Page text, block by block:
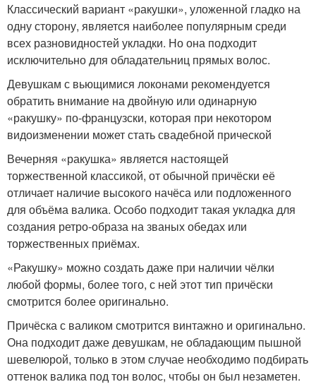
Классический вариант «ракушки», уложенной гладко на
одну сторону, является наиболее популярным среди
всех разновидностей укладки. Но она подходит
исключительно для обладательниц прямых волос.
Девушкам с вьющимися локонами рекомендуется
обратить внимание на двойную или одинарную
«ракушку» по-французски, которая при некотором
видоизменении может стать свадебной прической
Вечерняя «ракушка» является настоящей
торжественной классикой, от обычной причёски её
отличает наличие высокого начёса или подложенного
для объёма валика. Особо подходит такая укладка для
создания ретро-образа на званых обедах или
торжественных приёмах.
«Ракушку» можно создать даже при наличии чёлки
любой формы, более того, с ней этот тип причёски
смотрится более оригинально.
Причёска с валиком смотрится винтажно и оригинально.
Она подходит даже девушкам, не обладающим пышной
шевелюрой, только в этом случае необходимо подбирать
оттенок валика под тон волос, чтобы он был незаметен.